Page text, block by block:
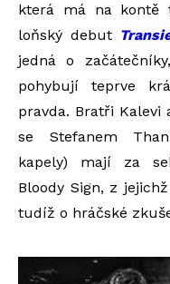
která má na kontě
loňský debut
jedná o
pohybují teprve
pravda. Bratři
se Stefanem
kapely) mají za
Bloody Sign, z
tudíž o hráčské